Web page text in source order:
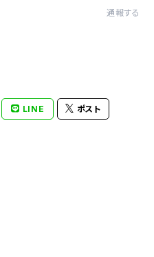
通報する
LINE ポスト